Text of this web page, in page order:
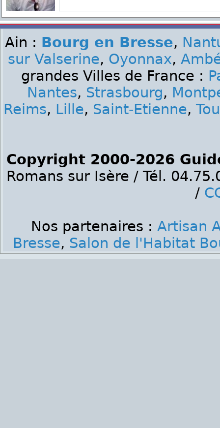
Ain : Bourg en Bresse,
sur Valserine, Oyonnax,
grandes Villes de France :
Nantes, Strasbourg,
Reims, Lille, Saint-Etienne,
Copyright 2000-2026
Romans sur Isère / Tél.
/
Nos partenaires : Artisan
Bresse, Salon de l'Habitat